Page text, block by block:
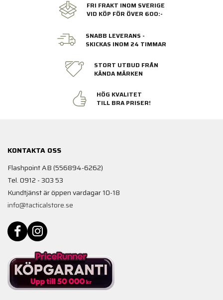
FRI FRAKT INOM SVERIGE
VID KÖP FÖR ÖVER 600:-
SNABB LEVERANS -
SKICKAS INOM 24 TIMMAR
STORT UTBUD FRÅN
KÄNDA MÄRKEN
HÖG KVALITET
TILL BRA PRISER!
KONTAKTA OSS
Flashpoint AB (556894-6262)
Tel. 0912 - 303 53
Kundtjänst är öppen vardagar 10-18
info@tacticalstore.se